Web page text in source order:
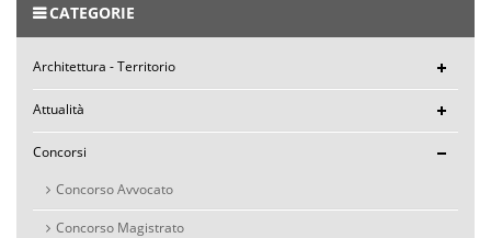
CATEGORIE
Architettura - Territorio
Attualità
Concorsi
Concorso Avvocato
Concorso Magistrato